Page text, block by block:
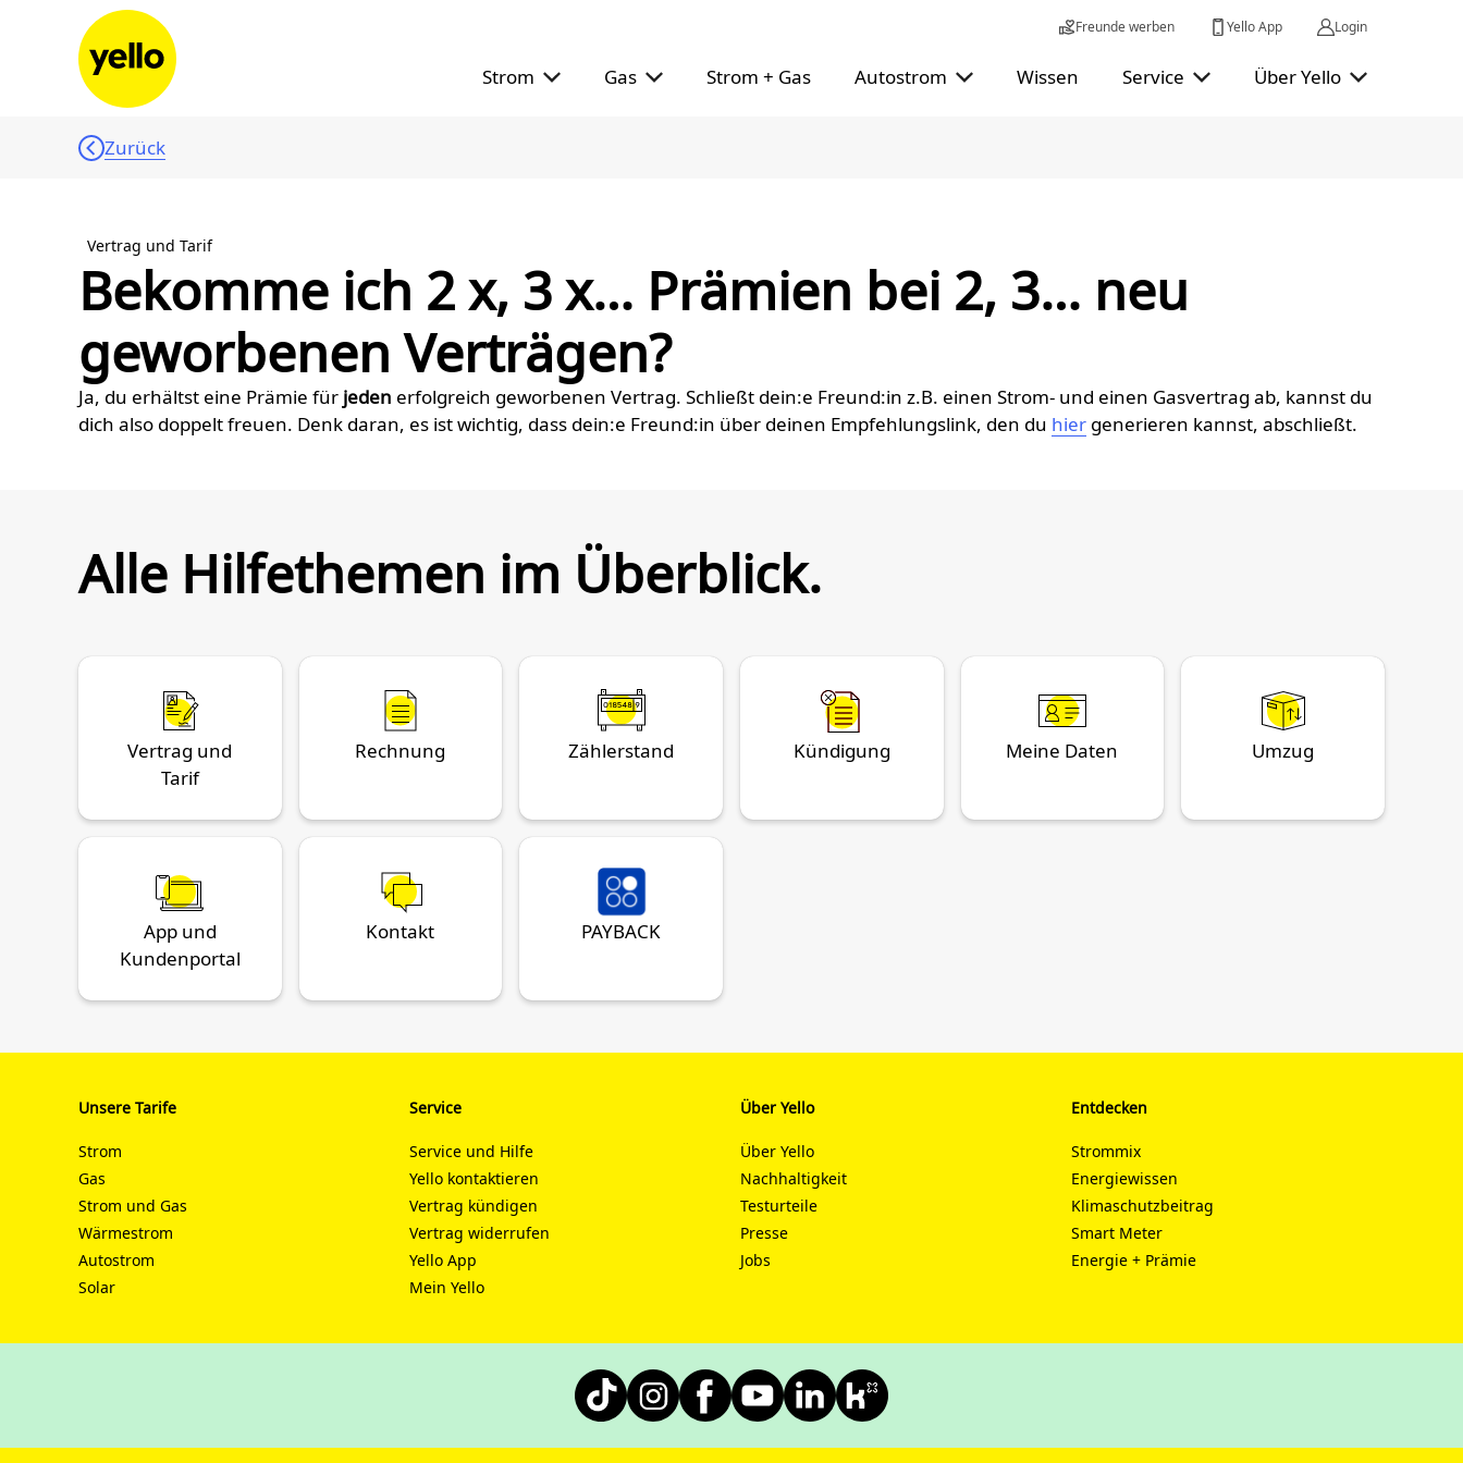
Zum Inhalt springen
Freunde werben Yello App Login
Strom Gas Strom + Gas Autostrom Wissen Service Über Yello
Zurück
Vertrag und Tarif
Bekomme ich 2 x, 3 x… Prämien bei 2, 3… neu
geworbenen Verträgen?
Ja, du erhältst eine Prämie für jeden erfolgreich geworbenen Vertrag. Schließt dein:e Freund:in z.B. einen Strom- und einen Gasvertrag ab, kannst du
dich also doppelt freuen. Denk daran, es ist wichtig, dass dein:e Freund:in über deinen Empfehlungslink, den du hier generieren kannst, abschließt.
Alle Hilfethemen im Überblick.
Vertrag und
Tarif
Rechnung Zählerstand Kündigung Meine Daten Umzug
App und
Kundenportal
Kontakt PAYBACK
Unsere Tarife
Strom
Gas
Strom und Gas
Wärmestrom
Autostrom
Solar
Service
Service und Hilfe
Yello kontaktieren
Vertrag kündigen
Vertrag widerrufen
Yello App
Mein Yello
Über Yello
Über Yello
Nachhaltigkeit
Testurteile
Presse
Jobs
Entdecken
Strommix
Energiewissen
Klimaschutzbeitrag
Smart Meter
Energie + Prämie